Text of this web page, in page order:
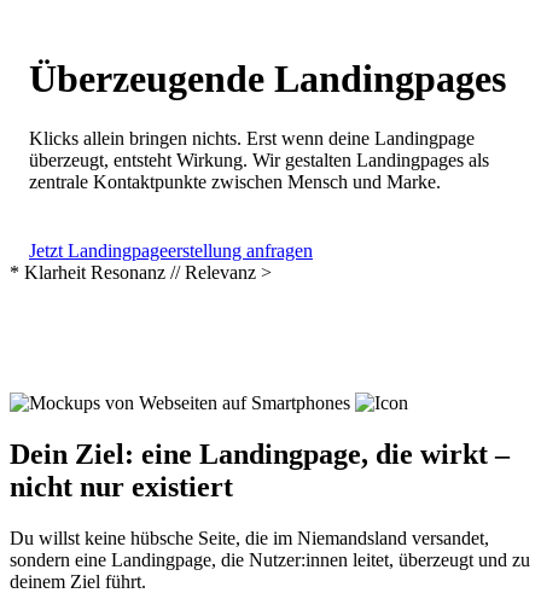
Überzeugende Landingpages
Klicks allein bringen nichts. Erst wenn deine Landingpage
überzeugt, entsteht Wirkung. Wir gestalten Landingpages als
zentrale Kontaktpunkte zwischen Mensch und Marke.
Jetzt Landingpageerstellung anfragen
* Klarheit Resonanz // Relevanz >
Dein Ziel: eine Landingpage, die wirkt –
nicht nur existiert
Du willst keine hübsche Seite, die im Niemandsland versandet,
sondern eine Landingpage, die Nutzer:innen leitet, überzeugt und zu
deinem Ziel führt.